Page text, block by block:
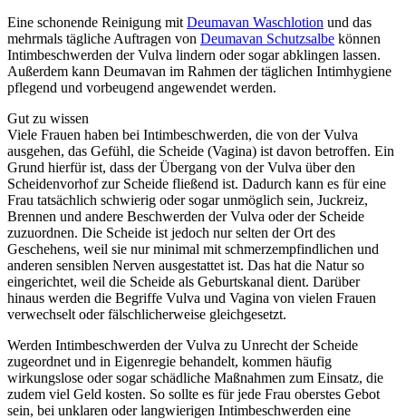
Eine schonende Reinigung mit Deumavan Waschlotion und das
mehrmals tägliche Auftragen von Deumavan Schutzsalbe können
Intimbeschwerden der Vulva lindern oder sogar abklingen lassen.
Außerdem kann Deumavan im Rahmen der täglichen Intimhygiene
pflegend und vorbeugend angewendet werden.
Gut zu wissen
Viele Frauen haben bei Intimbeschwerden, die von der Vulva
ausgehen, das Gefühl, die Scheide (Vagina) ist davon betroffen. Ein
Grund hierfür ist, dass der Übergang von der Vulva über den
Scheidenvorhof zur Scheide fließend ist. Dadurch kann es für eine
Frau tatsächlich schwierig oder sogar unmöglich sein, Juckreiz,
Brennen und andere Beschwerden der Vulva oder der Scheide
zuzuordnen. Die Scheide ist jedoch nur selten der Ort des
Geschehens, weil sie nur minimal mit schmerzempfindlichen und
anderen sensiblen Nerven ausgestattet ist. Das hat die Natur so
eingerichtet, weil die Scheide als Geburtskanal dient. Darüber
hinaus werden die Begriffe Vulva und Vagina von vielen Frauen
verwechselt oder fälschlicherweise gleichgesetzt.
Werden Intimbeschwerden der Vulva zu Unrecht der Scheide
zugeordnet und in Eigenregie behandelt, kommen häufig
wirkungslose oder sogar schädliche Maßnahmen zum Einsatz, die
zudem viel Geld kosten. So sollte es für jede Frau oberstes Gebot
sein, bei unklaren oder langwierigen Intimbeschwerden eine